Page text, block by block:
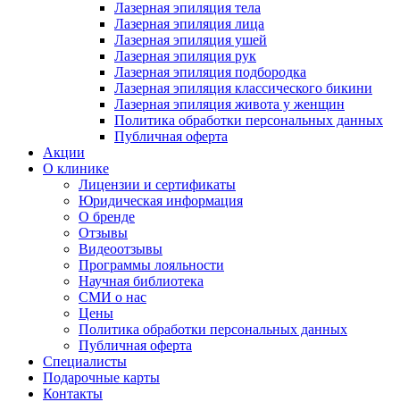
Лазерная эпиляция тела
Лазерная эпиляция лица
Лазерная эпиляция ушей
Лазерная эпиляция рук
Лазерная эпиляция подбородка
Лазерная эпиляция классического бикини
Лазерная эпиляция живота у женщин
Политика обработки персональных данных
Публичная оферта
Акции
О клинике
Лицензии и сертификаты
Юридическая информация
О бренде
Отзывы
Видеоотзывы
Программы лояльности
Научная библиотека
СМИ о нас
Цены
Политика обработки персональных данных
Публичная оферта
Специалисты
Подарочные карты
Контакты